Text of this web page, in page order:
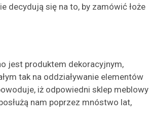
decydują się na to, by zamówić łoże
jest produktem dekoracyjnym,
tak na oddziaływanie elementów
iż odpowiedni sklep meblowy
nam poprzez mnóstwo lat,